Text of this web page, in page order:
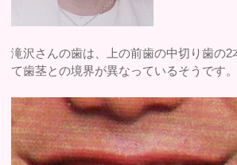
滝沢さんの歯は、上の前歯の中切り歯の2
て歯茎との境界が異なっているそうです。